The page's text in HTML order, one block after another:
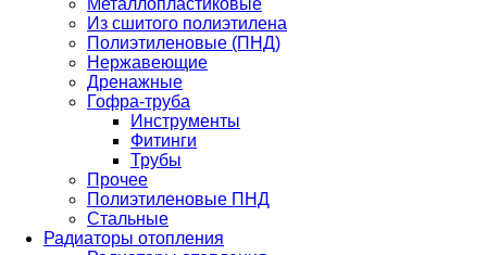
Металлопластиковые
Из сшитого полиэтилена
Полиэтиленовые (ПНД)
Нержавеющие
Дренажные
Гофра-труба
Инструменты
Фитинги
Трубы
Прочее
Полиэтиленовые ПНД
Стальные
Радиаторы отопления